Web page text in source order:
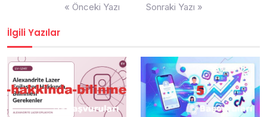
« Önceki Yazı Sonraki Yazı »
İlgili Yazılar